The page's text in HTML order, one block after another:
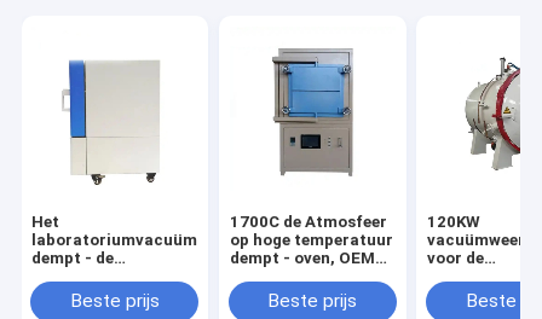
Het
laboratoriumvacuüm
dempt - de
dempt -
oventemperatuur
Beste prijs
1700C de Atmosfeer
op hoge temperatuur
dempt - oven, OEM
Beste prijs
120KW
voor de
behandeling
Roestvrij
Beste